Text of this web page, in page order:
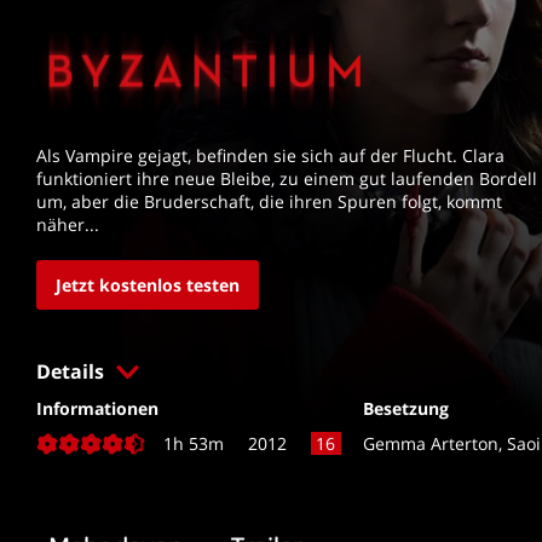
Als Vampire gejagt, befinden sie sich auf der Flucht. Clara
funktioniert ihre neue Bleibe, zu einem gut laufenden Bordell
um, aber die Bruderschaft, die ihren Spuren folgt, kommt
näher...
Jetzt kostenlos testen
Details
Informationen
1h 53m
2012 16
Besetzung